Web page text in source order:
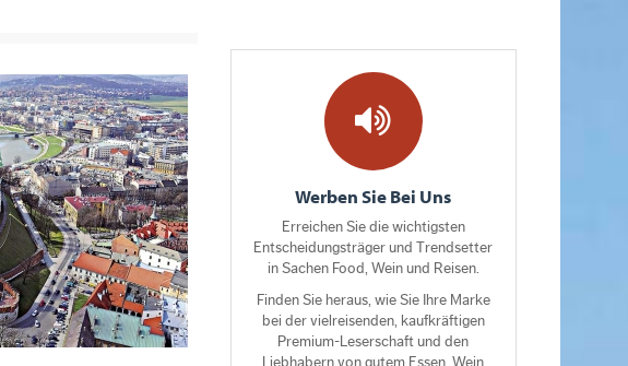
Werben Sie Bei Uns
Erreichen Sie die wichtigsten
Entscheidungsträger und Trendsetter
in Sachen Food, Wein und Reisen.
Finden Sie heraus, wie Sie Ihre Marke
bei der vielreisenden, kaufkräftigen
Premium-Leserschaft und den
Liebhabern von gutem Essen, Wein